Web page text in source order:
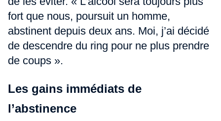
fort que nous, poursuit un homme,
abstinent depuis deux ans. Moi, j’ai décidé
de descendre du ring pour ne plus prendre
de coups ».
Les gains immédiats de
l’abstinence